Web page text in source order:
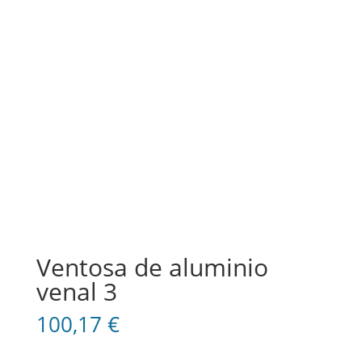
Ventosa de aluminio
venal 3
100,17 €